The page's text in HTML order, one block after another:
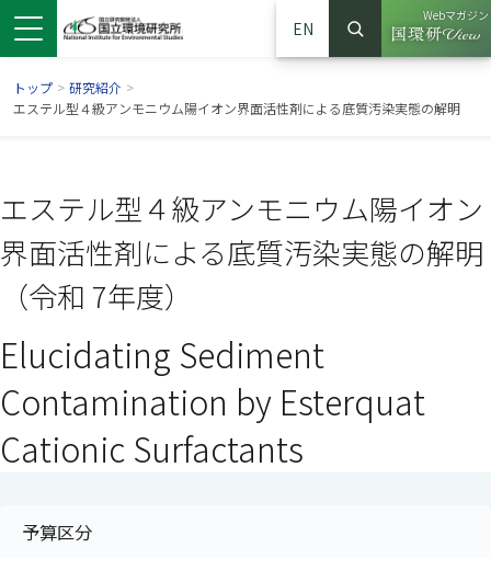
ウで開きます）
ンドウで開きます）
ウインドウで開きます）
EN
サイト内検索
検索
Webマガジン
（別ウイ
トップ > 研究紹介 >
エステル型４級アンモニウム陽イオン界面活性剤による底質汚染実態の解明
エステル型４級アンモニウム陽イオン
界面活性剤による底質汚染実態の解明
（令和 7年度）
Elucidating Sediment
Contamination by Esterquat
Cationic Surfactants
予算区分